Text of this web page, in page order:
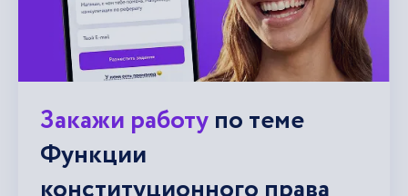
Закажи работупо теме
Функции